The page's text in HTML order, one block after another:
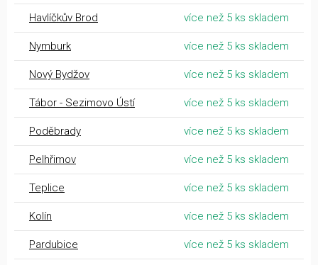
Havlíčkův Brod více než 5 ks skladem
Nymburk více než 5 ks skladem
Nový Bydžov více než 5 ks skladem
Tábor - Sezimovo Ústí více než 5 ks skladem
Poděbrady více než 5 ks skladem
Pelhřimov více než 5 ks skladem
Teplice více než 5 ks skladem
Kolín více než 5 ks skladem
Pardubice více než 5 ks skladem